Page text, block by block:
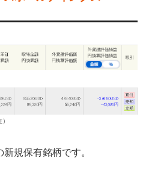
規保有銘柄です。